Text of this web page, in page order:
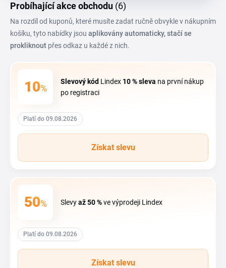
Probíhající akce obchodu (6)
Na rozdíl od kuponů, které musíte zadat ručně obvykle v nákupním
košíku, tyto nabídky jsou aplikovány automaticky, stačí se
prokliknout přes odkaz u každé z nich.
10%
Slevový kód Lindex 10 %sleva na první nákup
po registraci
Platí do 09.08.2026
Získat slevu
50% Slevyaž 50 %ve výprodeji Lindex
Platí do 09.08.2026
Získat slevu